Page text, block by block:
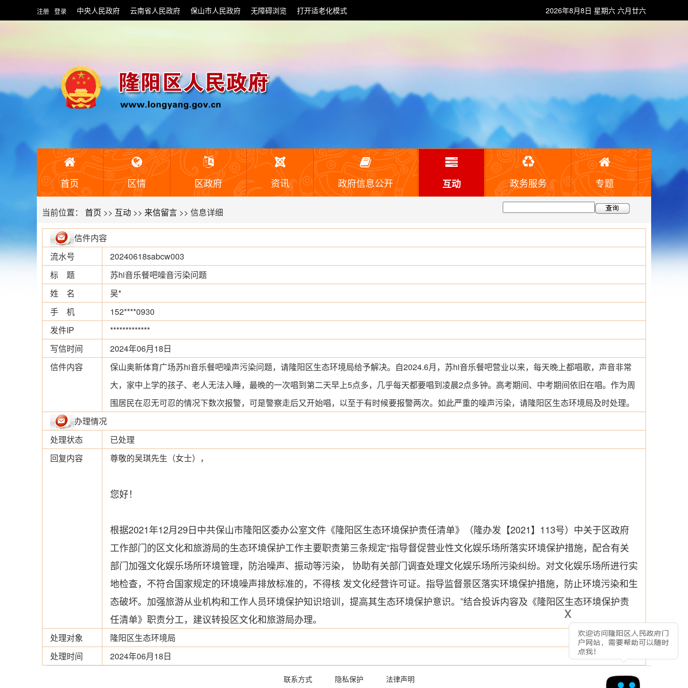
注册 | 登录
x
中央人民政府 云南省人民政府 保山市人民政府 无障碍浏览 打开适老化模式 2026年8月8日 星期六 六月廿六
首页 区情 区政府 资讯 政府信息公开 互动 政务服务 专题
当前位置： 首页 >> 互动 >> 来信留言 >> 信息详细
信件内容
流水号
20240618sabcw003
标 题
苏hi音乐餐吧噪音污染问题
姓 名
吴*
手 机
152****0930
发件IP
*************
写信时间
2024年06月18日
信件内容
保山奥新体育广场苏hi音乐餐吧噪声污染问题，请隆阳区生态环境局给予解决。自2024.6月，苏hi音乐餐吧营业以来，每天晚上都唱歌，声音非常
大，家中上学的孩子、老人无法入睡，最晚的一次唱到第二天早上5点多，几乎每天都要唱到凌晨2点多钟。高考期间、中考期间依旧在唱。作为周
围居民在忍无可忍的情况下数次报警，可是警察走后又开始唱，以至于有时候要报警两次。如此严重的噪声污染，请隆阳区生态环境局及时处理。
办理情况
处理状态
已处理
回复内容
尊敬的吴琪先生（女士），
您好！
根据2021年12月29日中共保山市隆阳区委办公室文件《隆阳区生态环境保护责任清单》（隆办发【2021】113号）中关于区政府
工作部门的区文化和旅游局的生态环境保护工作主要职责第三条规定“指导督促营业性文化娱乐场所落实环境保护措施，配合有关
部门加强文化娱乐场所环境管理，防治噪声、振动等污染， 协助有关部门调查处理文化娱乐场所污染纠纷。对文化娱乐场所进行实
地检查，不符合国家规定的环境噪声排放标准的，不得核 发文化经营许可证。指导监督景区落实环境保护措施，防止环境污染和生
态破坏。加强旅游从业机构和工作人员环境保护知识培训，提高其生态环境保护意识。”结合投诉内容及《隆阳区生态环境保护责
任清单》职责分工，建议转投区文化和旅游局办理。
处理对象
隆阳区生态环境局
处理时间
2024年06月18日
联系方式 隐私保护 法律声明